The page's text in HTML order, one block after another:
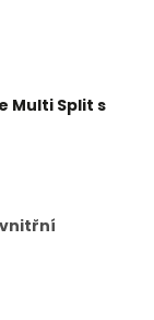
Multi Split s